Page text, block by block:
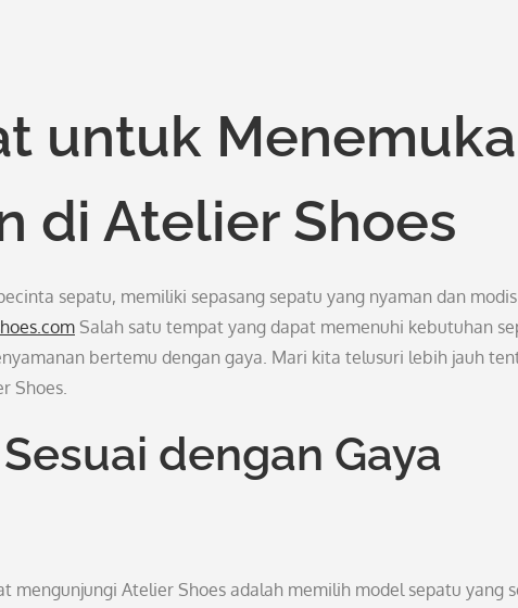
untuk
di Atelier Shoes
sepatu, memiliki sepasang sepatu yang nyaman dan modis
Salah satu tempat yang dapat memenuhi kebutuhan
bertemu dengan gaya. Mari kita telusuri lebih jauh
Shoes.
dengan Gaya
mengunjungi Atelier Shoes adalah memilih model sepatu yang